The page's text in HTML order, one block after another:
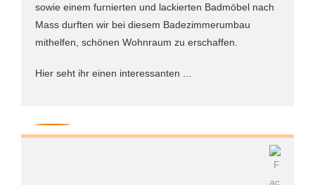
sowie einem furnierten und lackierten Badmöbel nach
Mass durften wir bei diesem Badezimmerumbau
mithelfen, schönen Wohnraum zu erschaffen.
Hier seht ihr einen interessanten ...